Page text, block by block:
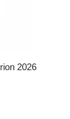
2026